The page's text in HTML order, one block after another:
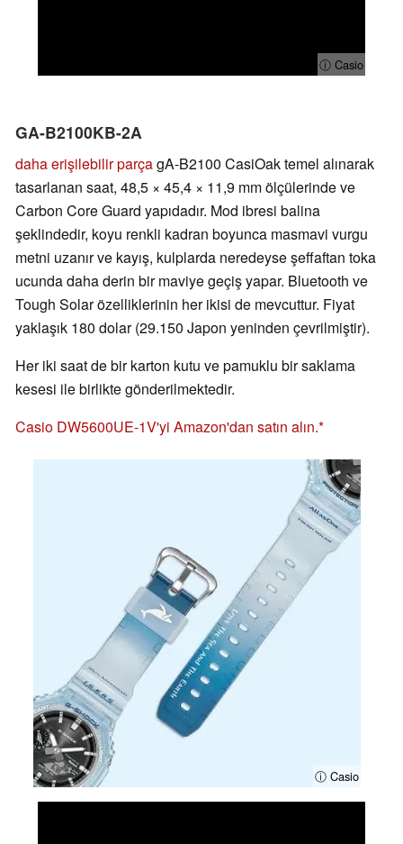
ⓘ Casio
GA-B2100KB-2A
daha erişilebilir parçagA-B2100 CasiOak temel alınarak
tasarlanan saat, 48,5 × 45,4 × 11,9 mm ölçülerinde ve
Carbon Core Guard yapıdadır. Mod ibresi balina
şeklindedir, koyu renkli kadran boyunca masmavi vurgu
metni uzanır ve kayış, kulplarda neredeyse şeffaftan toka
ucunda daha derin bir maviye geçiş yapar. Bluetooth ve
Tough Solar özelliklerinin her ikisi de mevcuttur. Fiyat
yaklaşık 180 dolar (29.150 Japon yeninden çevrilmiştir).
Her iki saat de bir karton kutu ve pamuklu bir saklama
kesesi ile birlikte gönderilmektedir.
Casio DW5600UE-1V'yi Amazon'dan satın alın.
ⓘ Casio